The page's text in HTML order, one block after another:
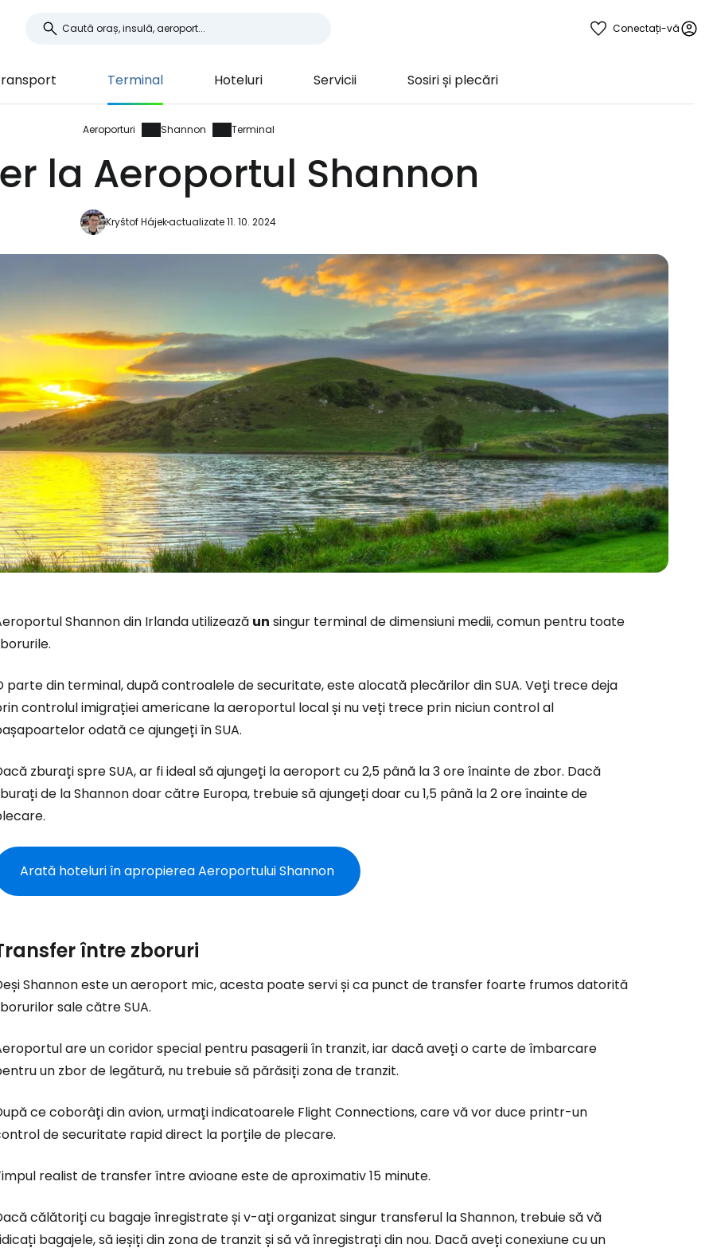
Conectați-vă
Terminal Hoteluri Servicii Sosiri și plecări
Aeroporturi Shannon Terminal
la Aeroportul Shannon
Kryštof Hájekactualizate 11. 10. 2024
Shannon din Irlanda utilizează un singur terminal de dimensiuni medii, comun pentru toate
parte din terminal, după controalele de securitate, este alocată plecărilor din SUA. Veți trece deja
controlul imigrației americane la aeroportul local și nu veți trece prin niciun control al
odată ce ajungeți în SUA.
zburați spre SUA, ar fi ideal să ajungeți la aeroport cu 2,5 până la 3 ore înainte de zbor. Dacă
de la Shannon doar către Europa, trebuie să ajungeți doar cu 1,5 până la 2 ore înainte de
Arată hoteluri în apropierea Aeroportului Shannon
între zboruri
Shannon este un aeroport mic, acesta poate servi și ca punct de transfer foarte frumos datorită
sale către SUA.
are un coridor special pentru pasagerii în tranzit, iar dacă aveți o carte de îmbarcare
un zbor de legătură, nu trebuie să părăsiți zona de tranzit.
ce coborâți din avion, urmați indicatoarele Flight Connections, care vă vor duce printr-un
de securitate rapid direct la porțile de plecare.
realist de transfer între avioane este de aproximativ 15 minute.
călătoriți cu bagaje înregistrate și v-ați organizat singur transferul la Shannon, trebuie să vă
bagajele, să ieșiți din zona de tranzit și să vă înregistrați din nou. Dacă aveți conexiune cu un
Conectați-vă la Cestee
Continuați cu Google
Continuați cu e-mailul